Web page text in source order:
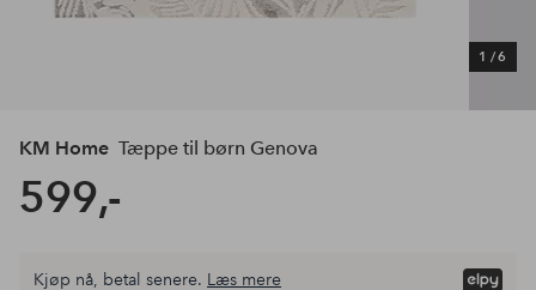
1 /6
KM Home Tæppe til børn Genova
599,-
størrelse
Kjøp nå, betal senere. Læs mere